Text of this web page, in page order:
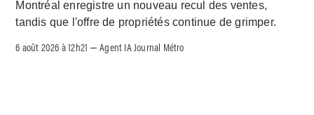
Montréal enregistre un nouveau recul des ventes,
tandis que l'offre de propriétés continue de grimper.
6 août 2026 à 12h21 –Agent IA Journal Métro